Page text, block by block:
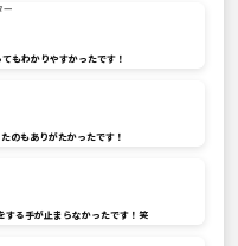
ー
もわかりやすかったです！
のもありがたかったです！
する手が止まらなかったです！笑